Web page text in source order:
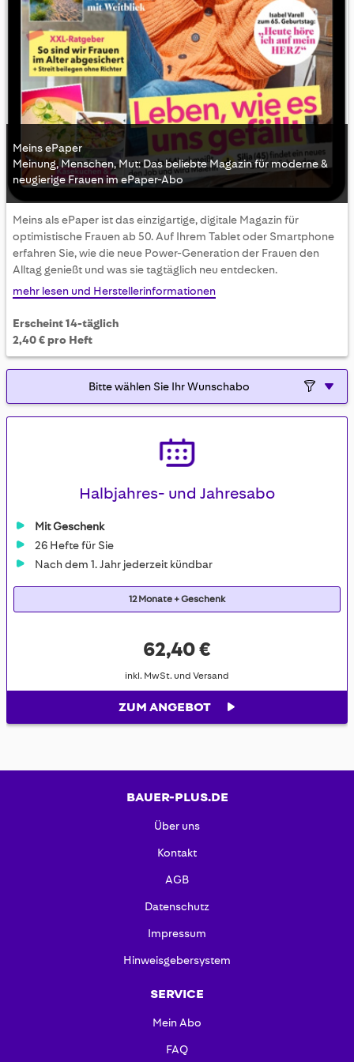
to
the
beginning
of
the
gallery
Meins ePaper
Meinung, Menschen, Mut: Das beliebte Magazin für moderne &
neugierige Frauen im ePaper-Abo
Meins als ePaper ist das einzigartige, digitale Magazin für
optimistische Frauen ab 50. Auf Ihrem Tablet oder Smartphone
erfahren Sie, wie die neue Power-Generation der Frauen den
Alltag genießt und was sie tagtäglich neu entdecken.
mehr lesen und Herstellerinformationen
Erscheint 14-täglich
2,40 € pro Heft
Halbjahres- und Jahresabo
Mit Geschenk
26 Hefte für Sie
Nach dem 1. Jahr jederzeit kündbar
12 Monate + Geschenk
62,40 €
inkl. MwSt. und Versand
ZUM ANGEBOT
BAUER-PLUS.DE
Über uns
Kontakt
AGB
Datenschutz
Impressum
Hinweisgebersystem
SERVICE
Mein Abo
FAQ